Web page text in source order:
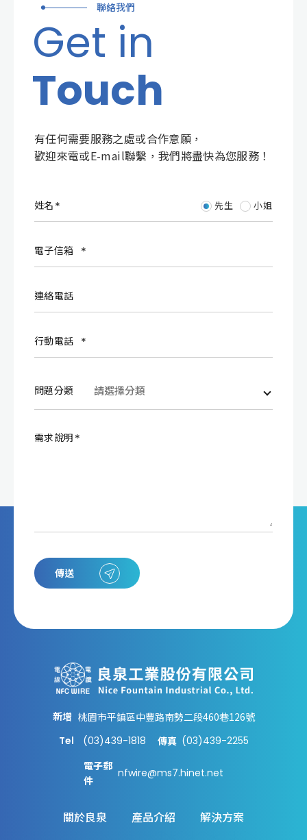
聯絡我們
Get in
Touch
有任何需要服務之處或合作意願，
歡迎來電或E-mail聯繫，我們將盡快為您服務！
姓名 先生 小姐
電子信箱
連絡電話
行動電話
問題分類
需求說明
傳送
新增 桃園市平鎮區中豐路南勢二段460巷126號
Tel
(03)439-1818 傳真 (03)439-2255
電子郵
件
nfwire@ms7.hinet.net
關於良泉 產品介紹 解決方案